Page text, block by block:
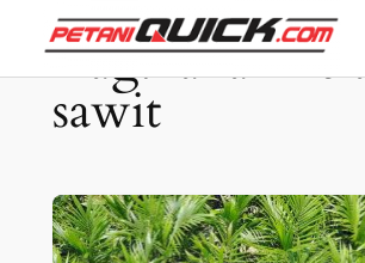
Tag:lahan
sawit